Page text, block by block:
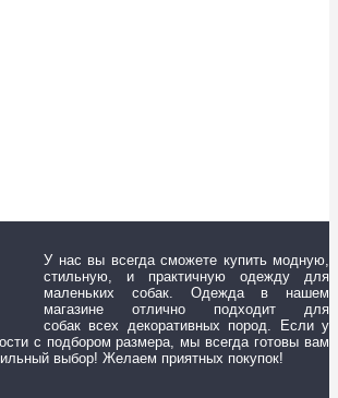
У нас вы всегда сможете купить модную,
стильную, и практичную одежду для
маленьких собак. Одежда в нашем
магазине отлично подходит для
собак всех декоративных пород. Если у
с подбором размера, мы всегда готовы вам
выбор! Желаем приятных покупок!